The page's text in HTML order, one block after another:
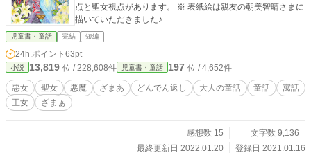
点と聖女視点があります。 ※ 表紙絵は親友の朝美智晴さまに
描いていただきました♪
児童書・童話 完結 短編
24h.ポイント 63pt
小説 13,819 位 / 228,608件 児童書・童話 197 位 / 4,652件
悪女 聖女 悪魔 ざまあ どんでん返し 大人の童話 童話
寓話
王女
ざまぁ
感想数 15
文字数 9,136
最終更新日 2022.01.20
登録日 2021.01.16